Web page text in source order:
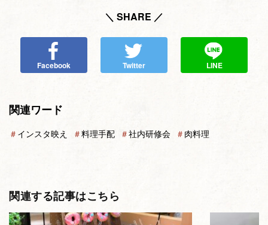
＼ SHARE ／
Facebook Twitter LINE
関連ワード
＃ インスタ映え ＃料理手配 ＃社内研修会 ＃ 肉料理
関連する記事はこちら